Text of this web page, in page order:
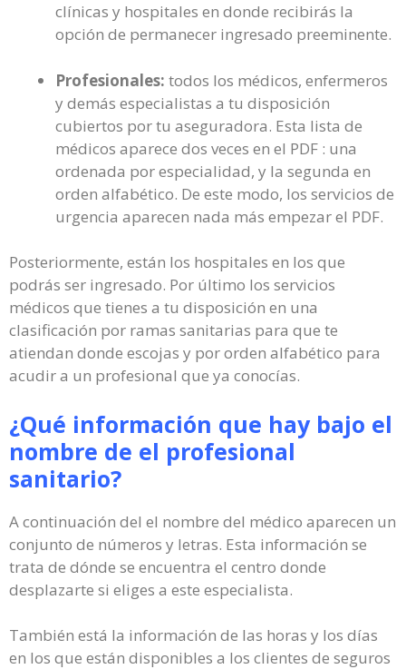
clínicas y hospitales en donde recibirás la
opción de permanecer ingresado preeminente.
Profesionales: todos los médicos, enfermeros
y demás especialistas a tu disposición
cubiertos por tu aseguradora. Esta lista de
médicos aparece dos veces en el PDF : una
ordenada por especialidad, y la segunda en
orden alfabético. De este modo, los servicios de
urgencia aparecen nada más empezar el PDF.
Posteriormente, están los hospitales en los que
podrás ser ingresado. Por último los servicios
médicos que tienes a tu disposición en una
clasificación por ramas sanitarias para que te
atiendan donde escojas y por orden alfabético para
acudir a un profesional que ya conocías.
¿Qué información que hay bajo el
nombre de el profesional
sanitario?
A continuación del el nombre del médico aparecen un
conjunto de números y letras. Esta información se
trata de dónde se encuentra el centro donde
desplazarte si eliges a este especialista.
También está la información de las horas y los días
en los que están disponibles a los clientes de seguros